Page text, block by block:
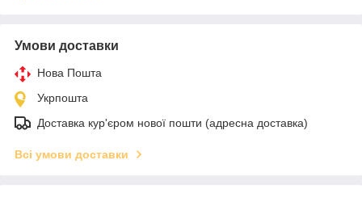
Умови доставки
Нова Пошта
Укрпошта
Доставка кур'єром нової пошти (адресна доставка)
Всі умови доставки